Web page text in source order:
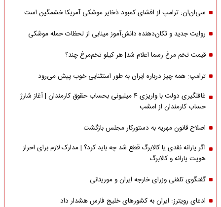
سی‌ان‌ان: ترامپ از افشای کمبود ذخایر موشکی آمریکا خشمگین است
روایت جدید و تکان‌دهنده دانش‌آموز مینابی از لحظات حمله موشکی
قیمت تخم مرغ رسما اعلام شد| هر کیلو تخم‌مرغ چند؟
ترامپ: همه چیز درباره ایران به طور استثنایی خوب پیش می‌رود
غافلگیری دولت با واریزی 4 میلیونی بحساب حقوق کارمندان | آغاز شارژ
حساب کارمندان از امشب
اصلاح قانون مهریه به دستورکار مجلس بازگشت
اگر یارانه نقدی یا کالابرگ قطع شد چه باید کرد؟ | مدارک لازم برای احراز
هویت یارانه و کالابرگ
گفتگوی تلفنی وزرای خارجه ایران و موریتانی
ادعای رویترز: ایران به کشورهای خلیج فارس هشدار داد